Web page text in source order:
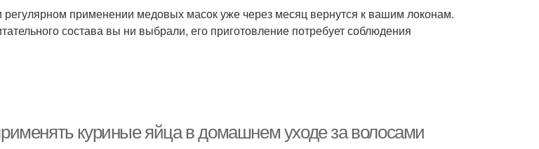
регулярном применении медовых масок уже через месяц вернутся к вашим локонам.
состава вы ни выбрали, его приготовление потребует соблюдения
куриные яйца в домашнем уходе за волосами